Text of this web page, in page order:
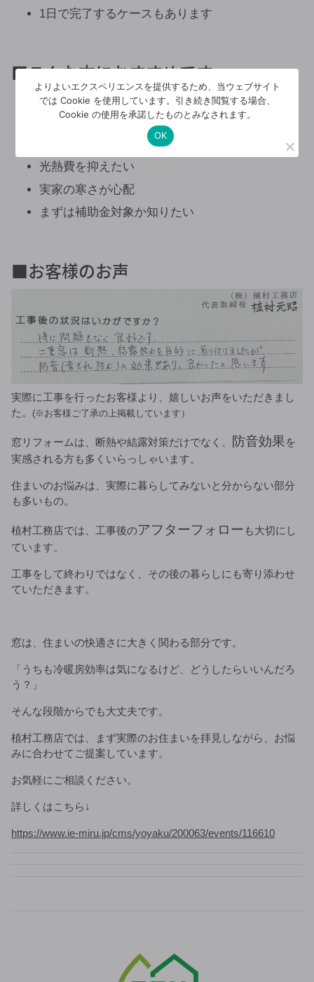
1日で完了するケースもあります
■こんな方におすすめです
冬の寒さが気になる
夏2階が暑い
光熱費を抑えたい
実家の寒さが心配
まずは補助金対象か知りたい
■お客様のお声
実際に工事を行ったお客様より、嬉しいお声をいただきまし
た。
(※お客様ご了承の上掲載しています）
窓リフォームは、断熱や結露対策だけでなく、 防音効果を
実感される方も多くいらっしゃいます。
住まいのお悩みは、実際に暮らしてみないと分からない部分
も多いもの。
植村工務店では、工事後のアフターフォロー も大切にし
ています。
工事をして終わりではなく、その後の暮らしにも寄り添わせ
ていただきます。
窓は、住まいの快適さに大きく関わる部分です。
「うちも冷暖房効率は気になるけど、どうしたらいいんだろ
う？」
そんな段階からでも大丈夫です。
植村工務店では、まず実際のお住まいを拝見しながら、お悩
みに合わせてご提案しています。
お気軽にご相談ください。
詳しくはこちら↓
https://www.ie-miru.jp/cms/yoyaku/200063/events/116610
よりよいエクスペリエンスを提供するため、当ウェブサイト
では Cookie を使用しています。引き続き閲覧する場合、
Cookie の使用を承諾したものとみなされます。
OK